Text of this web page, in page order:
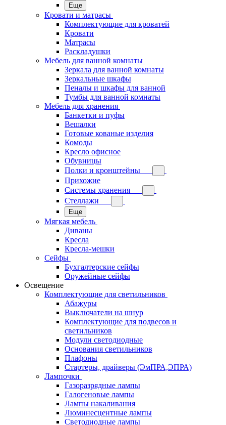
Еще
Кровати и матрасы
Комплектующие для кроватей
Кровати
Матрасы
Раскладушки
Мебель для ванной комнаты
Зеркала для ванной комнаты
Зеркальные шкафы
Пеналы и шкафы для ванной
Тумбы для ванной комнаты
Мебель для хранения
Банкетки и пуфы
Вешалки
Готовые кованые изделия
Комоды
Кресло офисное
Обувницы
Полки и кронштейны
Прихожие
Системы хранения
Стеллажи
Еще
Мягкая мебель
Диваны
Кресла
Кресла-мешки
Сейфы
Бухгалтерские сейфы
Оружейные сейфы
Освещение
Комплектующие для светильников
Абажуры
Выключатели на шнур
Комплектующие для подвесов и
светильников
Модули светодиодные
Основания светильников
Плафоны
Стартеры, драйверы (ЭмПРА,ЭПРА)
Лампочки
Газоразрядные лампы
Галогеновые лампы
Лампы накаливания
Люминесцентные лампы
Светодиодные лампы